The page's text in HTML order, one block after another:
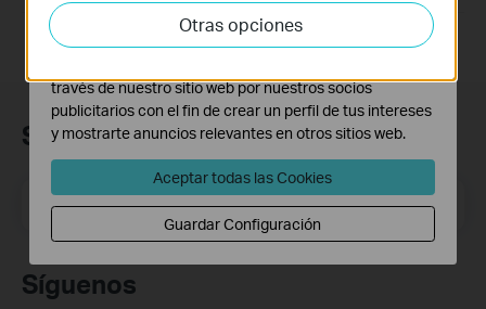
Suscripción
Dirección de correo electrónico Suscríbete
Síguenos
Otras opciones
actividades en nuestro sitio web con el fin de mejorar y
adaptar la funcionalidad del mismo.
través de nuestro sitio web por nuestros socios
publicitarios con el fin de crear un perfil de tus intereses
y mostrarte anuncios relevantes en otros sitios web.
Aceptar todas las Cookies
Guardar Configuración